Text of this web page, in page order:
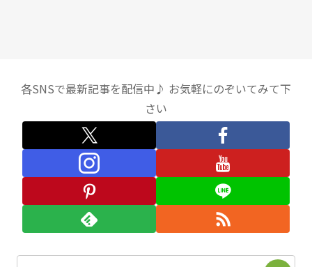
各SNSで最新記事を配信中♪ お気軽にのぞいてみて下
さい